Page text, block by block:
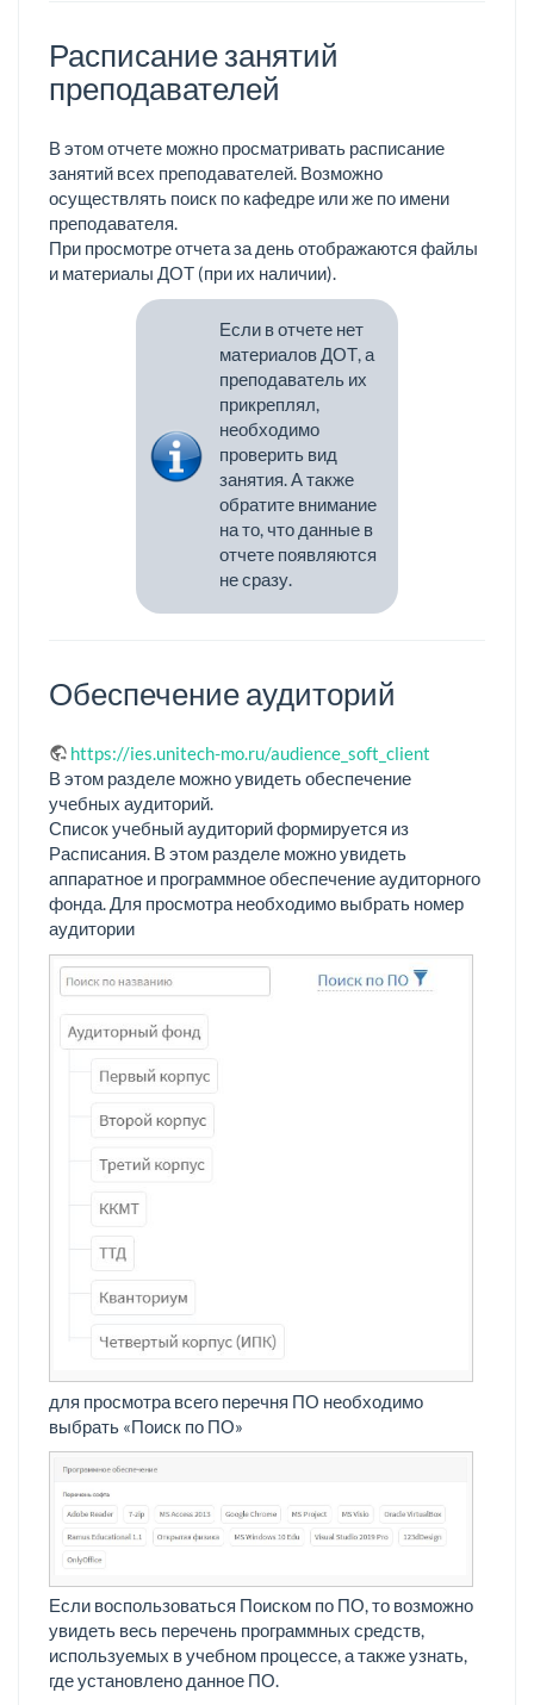
Расписание занятий
преподавателей
В этом отчете можно просматривать расписание
занятий всех преподавателей. Возможно
осуществлять поиск по кафедре или же по имени
преподавателя.
При просмотре отчета за день отображаются файлы
и материалы ДОТ (при их наличии).
Если в отчете нет
материалов ДОТ, а
преподаватель их
прикреплял,
необходимо
проверить вид
занятия. А также
обратите внимание
на то, что данные в
отчете появляются
не сразу.
Обеспечение аудиторий
https://ies.unitech-mo.ru/audience_soft_client
В этом разделе можно увидеть обеспечение
учебных аудиторий.
Список учебный аудиторий формируется из
Расписания. В этом разделе можно увидеть
аппаратное и программное обеспечение аудиторного
фонда. Для просмотра необходимо выбрать номер
аудитории
для просмотра всего перечня ПО необходимо
выбрать «Поиск по ПО»
Если воспользоваться Поиском по ПО, то возможно
увидеть весь перечень программных средств,
используемых в учебном процессе, а также узнать,
где установлено данное ПО.